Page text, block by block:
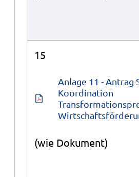
15
Anlage 11 - Antrag
Koordination
(wie Dokument)